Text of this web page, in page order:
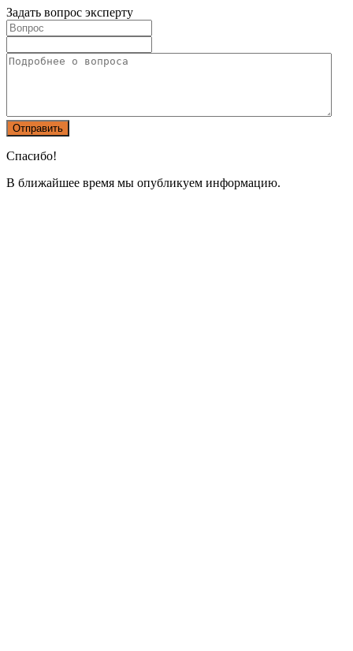
Задать вопрос эксперту
Спасибо!
В ближайшее время мы опубликуем информацию.